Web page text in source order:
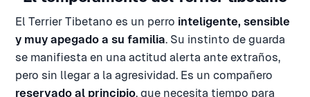
El Terrier Tibetano es un perro inteligente, sensible
y muy apegado a su familia. Su instinto de guarda
se manifiesta en una actitud alerta ante extraños,
pero sin llegar a la agresividad. Es un compañero
reservado al principio, que necesita tiempo para